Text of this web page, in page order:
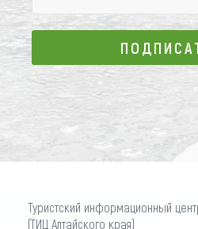
Туристский информационный
(ТИЦ Алтайского края)